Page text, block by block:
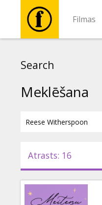
Filmas
Pasākumi
Ziņas
Search
Meklēšana
Atrasts: 16